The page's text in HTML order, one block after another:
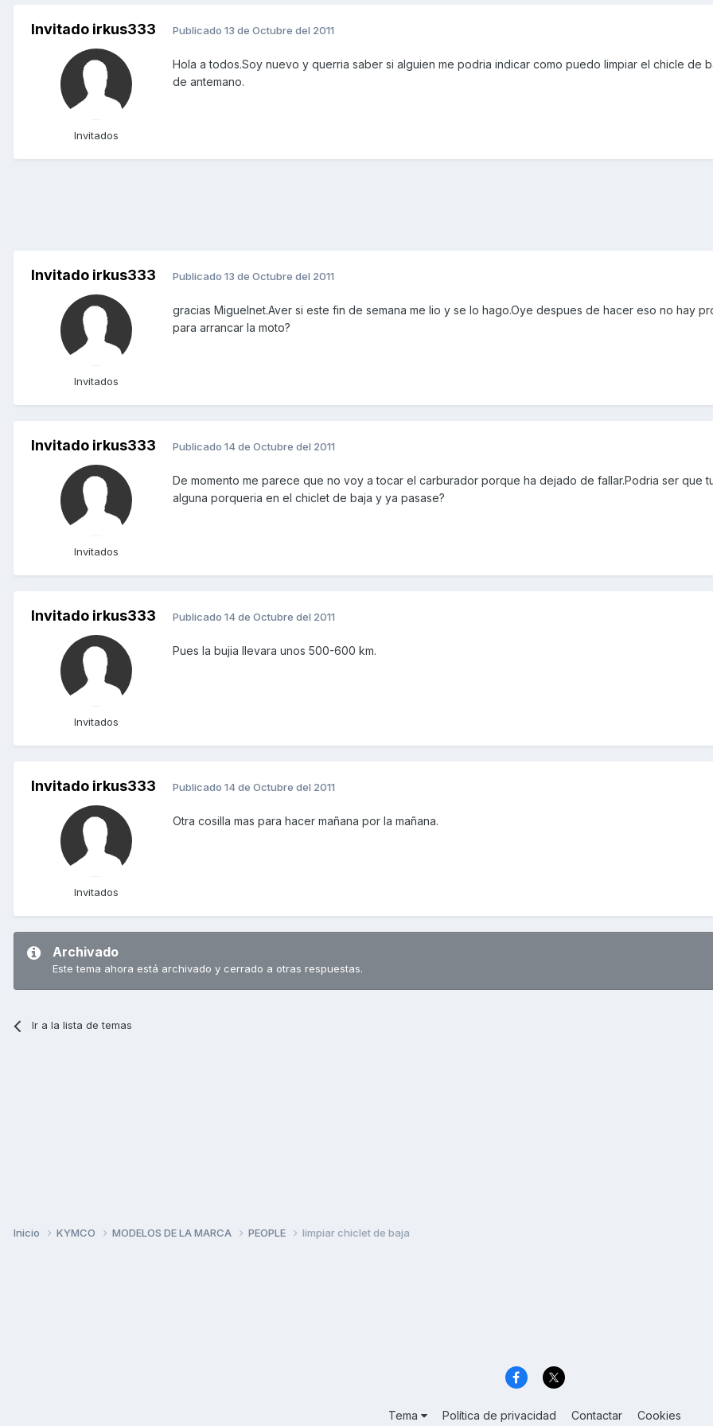
Invitado irkus333
Invitados
Publicado 13 de Octubre del 2011
Hola a todos.Soy nuevo y querria saber si alguien me podria indicar como puedo limpiar el chicle de
de antemano.
Invitado irkus333
Invitados
Publicado 13 de Octubre del 2011
gracias Miguelnet.Aver si este fin de semana me lio y se lo hago.Oye despues de hacer eso no hay
para arrancar la moto?
Invitado irkus333
Invitados
Publicado 14 de Octubre del 2011
De momento me parece que no voy a tocar el carburador porque ha dejado de fallar.Podria ser que
alguna porqueria en el chiclet de baja y ya pasase?
Invitado irkus333
Invitados
Publicado 14 de Octubre del 2011
Pues la bujia llevara unos 500-600 km.
Invitado irkus333
Invitados
Publicado 14 de Octubre del 2011
Otra cosilla mas para hacer mañana por la mañana.
Archivado
Este tema ahora está archivado y cerrado a otras respuestas.
Ir a la lista de temas
Inicio KYMCO MODELOS DE LA MARCA PEOPLE limpiar chiclet de baja
Tema Política de privacidad Contactar Cookies